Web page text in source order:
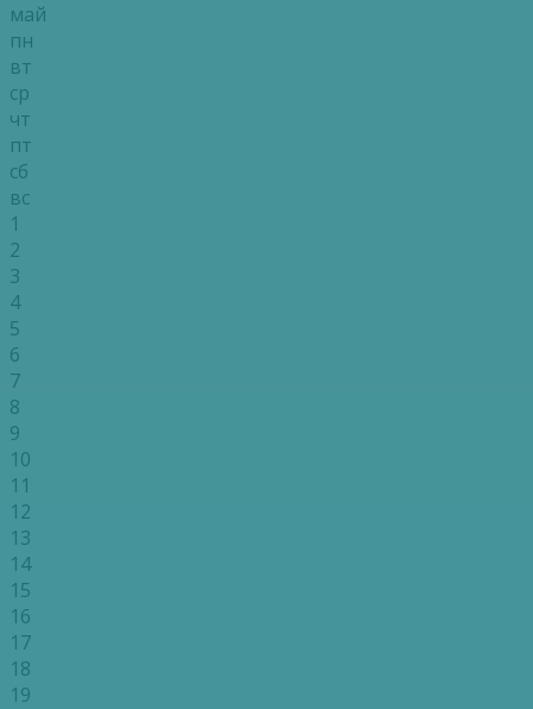
май
пн
вт
ср
чт
пт
сб
вс
1
2
3
4
5
6
7
8
9
10
11
12
13
14
15
16
17
18
19